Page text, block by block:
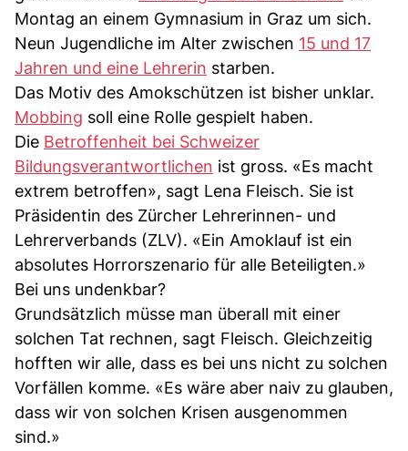
Montag an einem Gymnasium in Graz um sich.
Neun Jugendliche im Alter zwischen 15 und 17
Jahren und eine Lehrerin starben.
Das Motiv des Amokschützen ist bisher unklar.
Mobbing soll eine Rolle gespielt haben.
Die Betroffenheit bei Schweizer
Bildungsverantwortlichen ist gross. «Es macht
extrem betroffen», sagt Lena Fleisch. Sie ist
Präsidentin des Zürcher Lehrerinnen- und
Lehrerverbands (ZLV). «Ein Amoklauf ist ein
absolutes Horrorszenario für alle Beteiligten.»
Bei uns undenkbar?
Grundsätzlich müsse man überall mit einer
solchen Tat rechnen, sagt Fleisch. Gleichzeitig
hofften wir alle, dass es bei uns nicht zu solchen
Vorfällen komme. «Es wäre aber naiv zu glauben,
dass wir von solchen Krisen ausgenommen
sind.»